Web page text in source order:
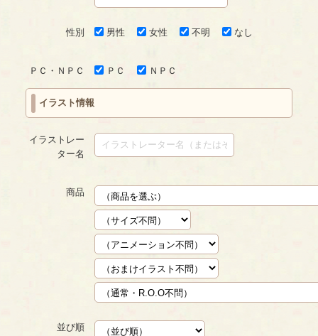
性別 男性 女性 不明 なし
ＰＣ・ＮＰＣ ＰＣ ＮＰＣ
イラスト情報
イラストレー
ター名
商品
並び順